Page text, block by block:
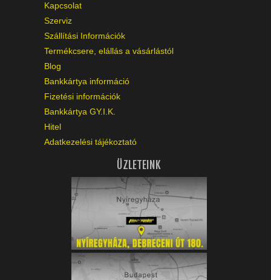
Kapcsolat
Szerviz
Szállítási Információk
Termékcsere, elállás a vásárlástól
Blog
Bankkártya információ
Fizetési információk
Bankkártya GY.I.K.
Hitel
Adatkezelési tájékoztató
ÜZLETEINK